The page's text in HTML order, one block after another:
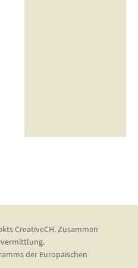
CreativeCH. Zusammen
der Europäischen